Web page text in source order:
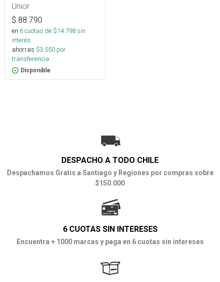
Unior
$ 88.790
en 6cuotas de $14.798sin
interés
ahorras $3.550 por
transferencia.
Disponible
DESPACHO A TODO CHILE
Despachamos Gratis a Santiago y Regiones por compras sobre
$150.000
6 CUOTAS SIN INTERESES
Encuentra + 1000 marcas y paga en 6 cuotas sin intereses